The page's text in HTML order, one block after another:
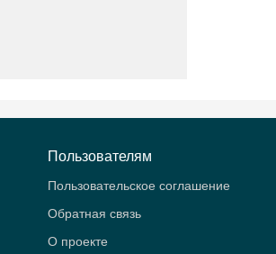
Пользователям
Пользовательское соглашение
Обратная связь
О проекте